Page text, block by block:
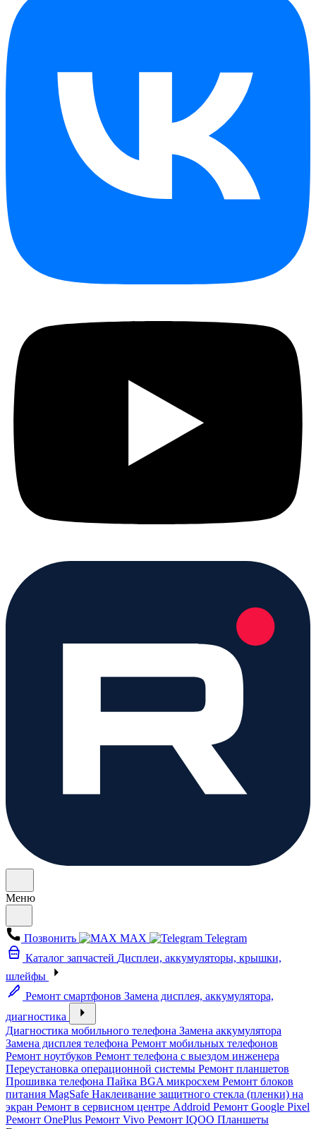
Меню
Позвонить MAX
Telegram
Каталог запчастей Дисплеи, аккумуляторы, крышки,
шлейфы
Ремонт смартфонов Замена дисплея, аккумулятора,
диагностика
Диагностика мобильного телефона Замена аккумулятора
Замена дисплея телефона Ремонт мобильных телефонов
Ремонт ноутбуков Ремонт телефона с выездом инженера
Переустановка операционной системы Ремонт планшетов
Прошивка телефона Пайка BGA микросхем Ремонт блоков
питания MagSafe Наклеивание защитного стекла (пленки) на
экран Ремонт в сервисном центре Addroid Ремонт Google Pixel
Ремонт OnePlus Ремонт Vivo Ремонт IQOO Планшеты